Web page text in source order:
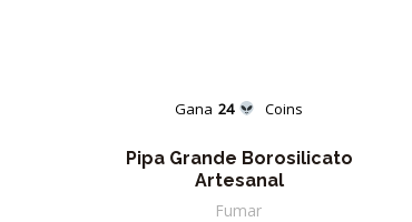
Gana 24 Coins
Pipa Grande Borosilicato
Artesanal
Fumar